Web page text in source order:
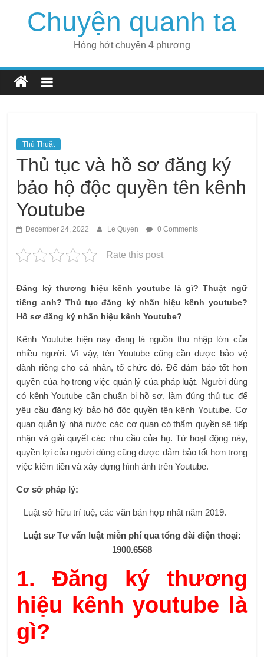
Chuyện quanh ta
Hóng hớt chuyện 4 phương
Thủ Thuật
Thủ tục và hồ sơ đăng ký
bảo hộ độc quyền tên kênh
Youtube
December 24, 2022 Le Quyen 0 Comments
Rate this post
Đăng ký thương hiệu kênh youtube là gì? Thuật ngữ
tiếng anh? Thủ tục đăng ký nhãn hiệu kênh youtube?
Hồ sơ đăng ký nhãn hiệu kênh Youtube?
Kênh Youtube hiện nay đang là nguồn thu nhập lớn của
nhiều người. Vì vậy, tên Youtube cũng cần được bảo vệ
dành riêng cho cá nhân, tổ chức đó. Để đảm bảo tốt hơn
quyền của họ trong việc quản lý của pháp luật. Người dùng
có kênh Youtube cần chuẩn bị hồ sơ, làm đúng thủ tục để
yêu cầu đăng ký bảo hộ độc quyền tên kênh Youtube. Cơ
quan quản lý nhà nước các cơ quan có thẩm quyền sẽ tiếp
nhận và giải quyết các nhu cầu của họ. Từ hoạt động này,
quyền lợi của người dùng cũng được đảm bảo tốt hơn trong
việc kiếm tiền và xây dựng hình ảnh trên Youtube.
Cơ sở pháp lý:
– Luật sở hữu trí tuệ, các văn bản hợp nhất năm 2019.
Luật sư Tư vấn luật miễn phíqua tổng đài điện thoại:
1900.6568
1. Đăng ký thương
hiệu kênh youtube là
gì?